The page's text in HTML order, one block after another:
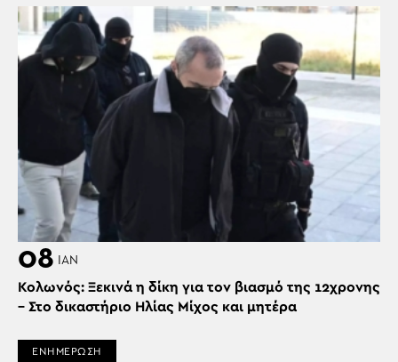
08 ΙΑΝ
Κολωνός: Ξεκινά η δίκη για τον βιασμό της 12χρονης
– Στο δικαστήριο Ηλίας Μίχος και μητέρα
ΕΝΗΜΕΡΩΣΗ